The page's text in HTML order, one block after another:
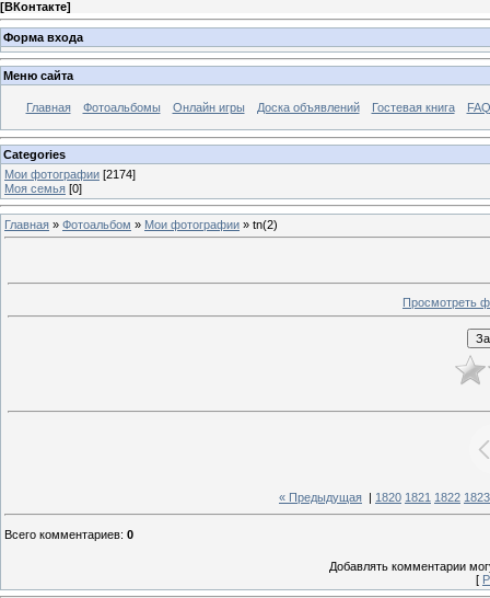
[ВКонтакте]
Форма входа
Меню сайта
Главная Фотоальбомы Онлайн игры Доска объявлений Гостевая книга
Categories
Мои фотографии [2174]
Моя семья [0]
Главная » Фотоальбом » Мои фотографии » tn(2)
Просмотреть
« Предыдущая 1820 1821 1822 1823
Всего комментариев: 0
Добавлять комментарии
[